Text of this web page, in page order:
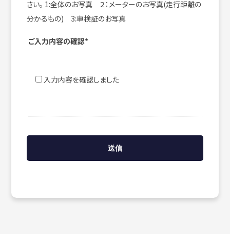
さい。 1:全体のお写真 ２：メーターのお写真(走行距離の
分かるもの) 3:車検証のお写真
ご入力内容の確認*
入力内容を確認しました